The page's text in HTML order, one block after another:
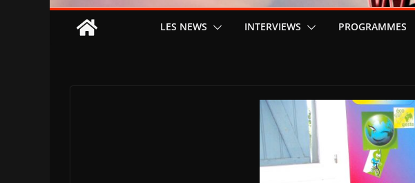
LES NEWS INTERVIEWS PROGRAMMES